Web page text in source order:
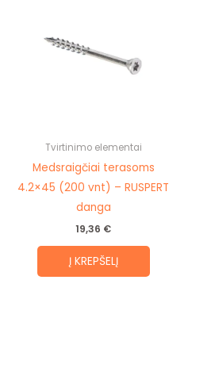
Tvirtinimo elementai
Medsraigčiai terasoms
4.2×45 (200 vnt) – RUSPERT
danga
19,36 €
Į KREPŠELĮ